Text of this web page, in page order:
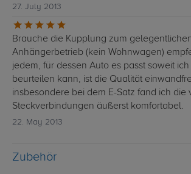
27. July 2013
Brauche die Kupplung zum
Anhängerbetrieb (kein Wohnwagen)
jedem, für dessen Auto es passt soweit
beurteilen kann, ist die Qualität
insbesondere bei dem E-Satz fand ich die
Steckverbindungen äußerst komfortabel.
22. May 2013
Zubehör